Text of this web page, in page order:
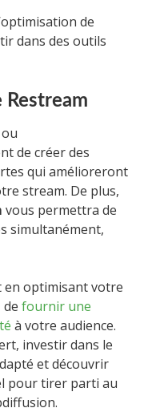
de
dans des outils
ou
de créer des
qui amélioreront
stream. De plus,
vous permettra de
simultanément,
en optimisant votre
fournir une
à votre audience.
investir dans le
et découvrir
pour tirer parti au